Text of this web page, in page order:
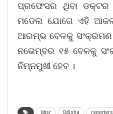
ପ୍ରଫେସର ଥିବା
ମଡେଲ ଯୋଗେ ଏହି
ଆରମ୍ଭ ବେଳକୁ ସଂକ୍ରମଣ
ନଭେମ୍ବର ୧୫ ବେଳକୁ
ନିମ୍ନମୁଖୀ ହେବ ।
bbsr Odisha